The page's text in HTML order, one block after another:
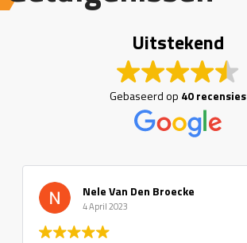
Uitstekend
Gebaseerd op 40 recensies
Nele Van Den Broecke
4 April 2023